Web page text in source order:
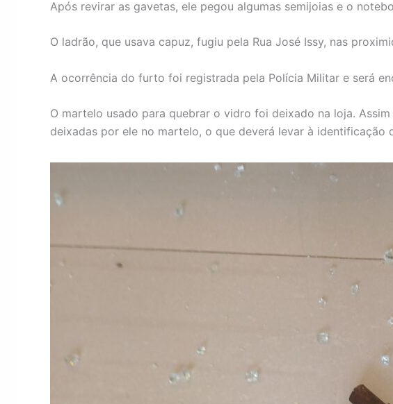
Após revirar as gavetas, ele pegou algumas semijoias e o
O ladrão, que usava capuz, fugiu pela Rua José Issy, nas
A ocorrência do furto foi registrada pela Polícia Militar e será
O martelo usado para quebrar o vidro foi deixado na loja.
deixadas por ele no martelo, o que deverá levar à identificação